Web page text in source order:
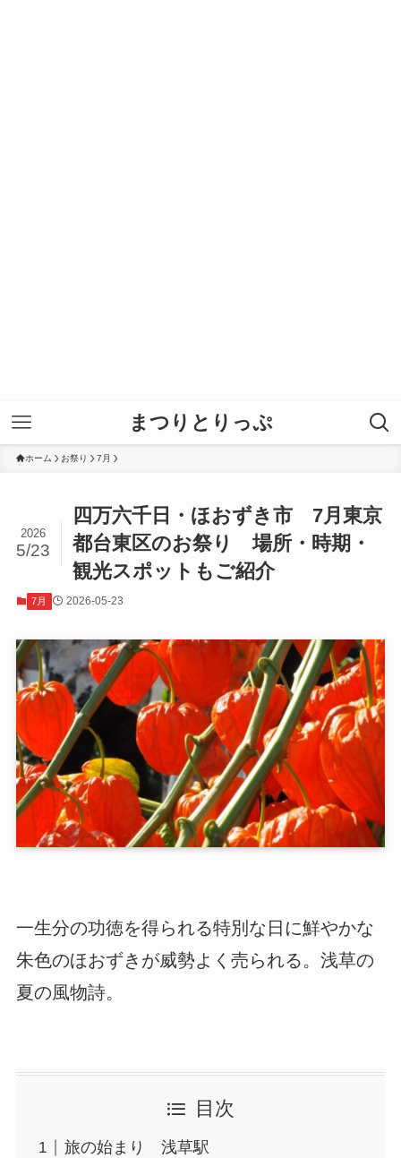
まつりとりっぷ
ホーム お祭り 7月
四万六千日・ほおずき市 7月東京
都台東区のお祭り 場所・時期・
観光スポットもご紹介
2026
5/23
7月 2026-05-23
一生分の功徳を得られる特別な日に鮮やかな
朱色のほおずきが威勢よく売られる。浅草の
夏の風物詩。
目次
旅の始まり 浅草駅